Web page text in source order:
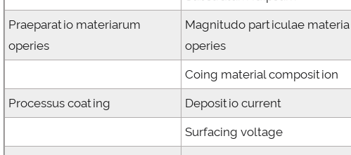
Praeparatio materiarum
operies
Magnitudo particulae materia
operies
Coing material composition
Processus coating Depositio current
Surfacing voltage